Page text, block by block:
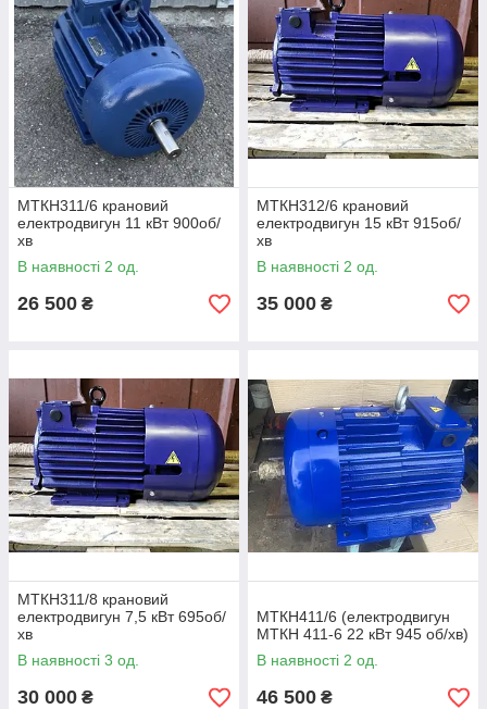
МТКН311/6 крановий
електродвигун 11 кВт 900об/
хв
В наявності 2 од.
26 500 ₴
МТКН312/6 крановий
електродвигун 15 кВт 915об/
хв
В наявності 2 од.
35 000 ₴
МТКН311/8 крановий
електродвигун 7,5 кВт 695об/
хв
В наявності 3 од.
30 000 ₴
МТКН411/6 (електродвигун
МТКН 411-6 22 кВт 945 об/хв)
В наявності 2 од.
46 500 ₴